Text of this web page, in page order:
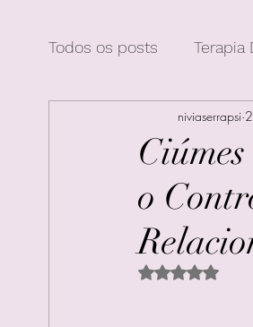
Todos os posts Terapia
o
niviaserrapsi
Avaliado